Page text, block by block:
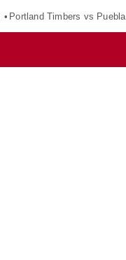
Portland Timbers vs Puebla